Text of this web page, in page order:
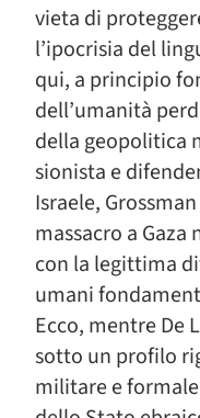
vieta di
l’ipocrisia del
qui, a principio
dell’umanità
della geopolitica
sionista e
Israele,
massacro a
con la legittima
umani
Ecco, mentre De
sotto un profilo
militare e